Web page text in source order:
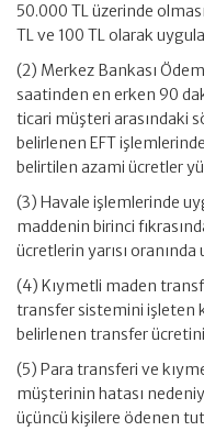
50.000 TL üzerinde
TL ve 100 TL olarak
(2) Merkez Bankası
saatinden en erken 90
ticari müşteri arasındaki
belirlenen EFT
belirtilen azami ücretler
(3) Havale işlemlerinde
maddenin birinci
ücretlerin yarısı oranında
(4) Kıymetli maden
transfer sistemini işleten
belirlenen transfer
(5) Para transferi ve
müşterinin hatası
üçüncü kişilere ödenen